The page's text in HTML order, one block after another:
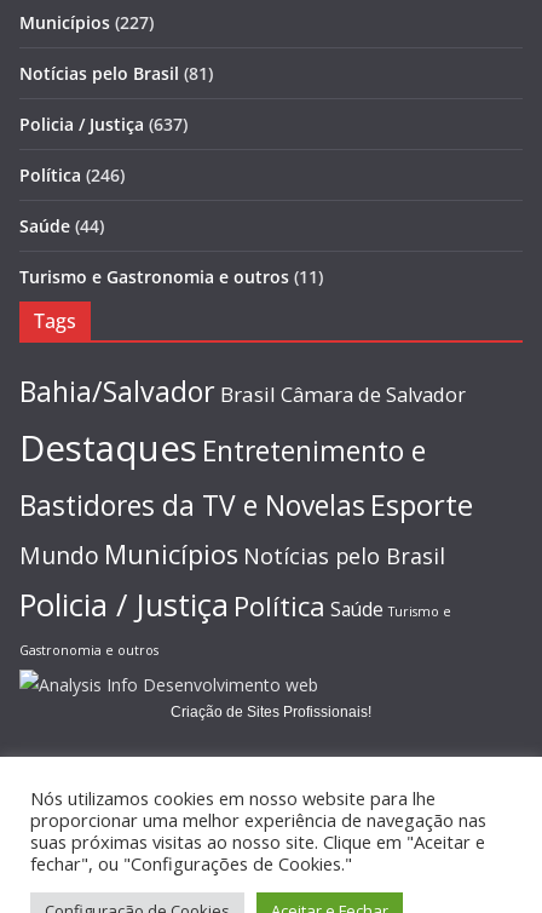
Municípios (227)
Notícias pelo Brasil (81)
Policia / Justiça (637)
Política (246)
Saúde (44)
Turismo e Gastronomia e outros (11)
Tags
Bahia/Salvador Brasil Câmara de Salvador
Destaques Entretenimento e
Bastidores da TV e Novelas Esporte
Mundo Municípios Notícias pelo Brasil
Policia / Justiça Política Saúde Turismo e
Gastronomia e outros
Criação de Sites Profissionais!
Copyright © 2026JORNAL GAZETA ONLINE
reservados.
Nós utilizamos cookies em nosso website para lhe
proporcionar uma melhor experiência de navegação nas
suas próximas visitas ao nosso site. Clique em "Aceitar e
fechar", ou "Configurações de Cookies."